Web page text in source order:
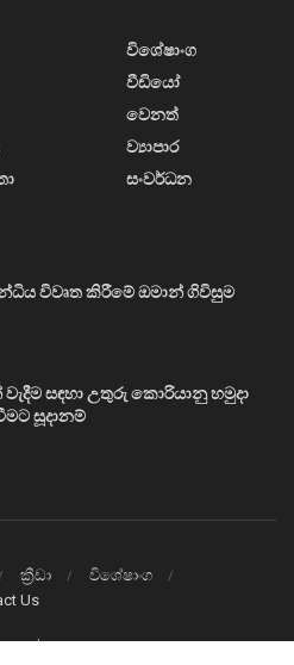
විශේෂාංග
වීඩියෝ
වෙනත්
ව්‍යාපාර
සංවර්ධන
විවෘත කිරීමේ ඔමාන් ගිවිසුම
සඳහා උතුරු කොරියානු හමුදා
සූදානම්
ක්‍රීඩා
විශේෂාංග
Us